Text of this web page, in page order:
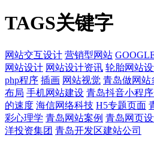
TAGS关键字
网站交互设计 营销型网站
网站设计 网站设计资讯 轮胎网站
php程序 插画 网站视觉 青岛做网站
布局 手机网站建设 青岛抖音小程
的速度 海信网络科技 H5专题页面
彩心理学 青岛网站案例 青岛网页
洋投资集团 青岛开发区建站公司